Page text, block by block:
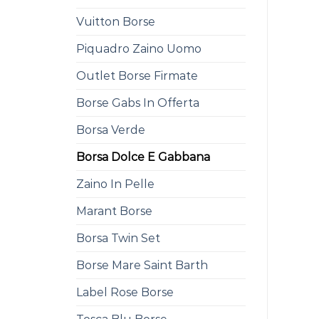
Vuitton Borse
Piquadro Zaino Uomo
Outlet Borse Firmate
Borse Gabs In Offerta
Borsa Verde
Borsa Dolce E Gabbana
Zaino In Pelle
Marant Borse
Borsa Twin Set
Borse Mare Saint Barth
Label Rose Borse